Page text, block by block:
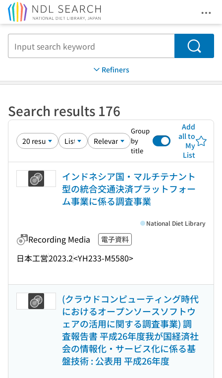
Search
Refiners
Search results 176
Group
by
title
Add
all to
My
List
インドネシア国・マルチテナント
型の統合交通決済プラットフォー
ム事業に係る調査事業
Recording Media 電子資料
日本工営2023.2<YH233-M5580>
National Diet Library
(クラウドコンピューティング時代
におけるオープンソースソフトウ
ェアの活用に関する調査事業) 調
査報告書 平成26年度我が国経済社
会の情報化・サービス化に係る基
盤技術 : 公表用 平成26年度